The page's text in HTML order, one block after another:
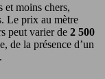
et moins chers,
Le prix au mètre
peut varier de 2 500
de la présence d’un